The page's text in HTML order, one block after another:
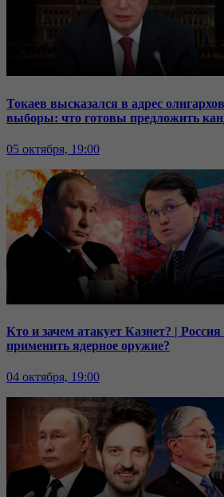
Токаев высказался в адрес
выборы: что готовы предложить
05 октября, 19:00
Кто и зачем атакует Казнет? | Россия
применить ядерное оружие?
04 октября, 19:00